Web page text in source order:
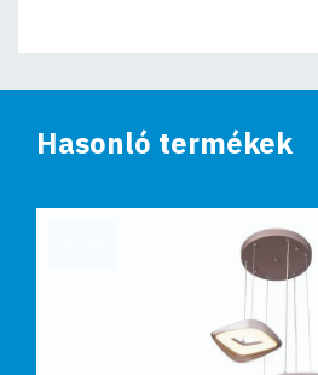
Hasonló termékek